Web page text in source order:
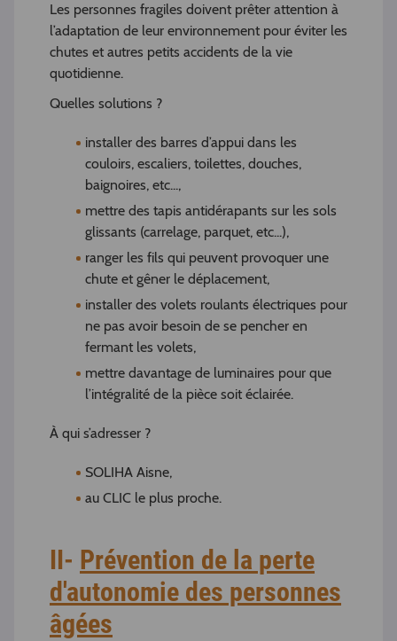
Les personnes fragiles doivent prêter attention à
l’adaptation de leur environnement pour éviter les
chutes et autres petits accidents de la vie
quotidienne.
Quelles solutions ?
installer des barres d’appui dans les
couloirs, escaliers, toilettes, douches,
baignoires, etc...,
mettre des tapis antidérapants sur les sols
glissants (carrelage, parquet, etc...),
ranger les fils qui peuvent provoquer une
chute et gêner le déplacement,
installer des volets roulants électriques pour
ne pas avoir besoin de se pencher en
fermant les volets,
mettre davantage de luminaires pour que
l’intégralité de la pièce soit éclairée.
À qui s’adresser ?
SOLIHA Aisne,
au CLIC le plus proche.
II- Prévention de la perte
d'autonomie des personnes
âgées